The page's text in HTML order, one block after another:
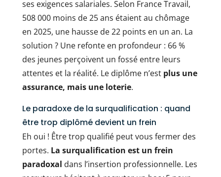
ses exigences salariales. Selon France Travail,
508 000 moins de 25 ans étaient au chômage
en 2025, une hausse de 22 points en un an. La
solution ? Une refonte en profondeur : 66 %
des jeunes perçoivent un fossé entre leurs
attentes et la réalité. Le diplôme n’est plus une
assurance, mais une loterie.
Le paradoxe de la surqualification : quand
être trop diplômé devient un frein
Eh oui ! Être trop qualifié peut vous fermer des
portes. La surqualification est un frein
paradoxal dans l’insertion professionnelle. Les